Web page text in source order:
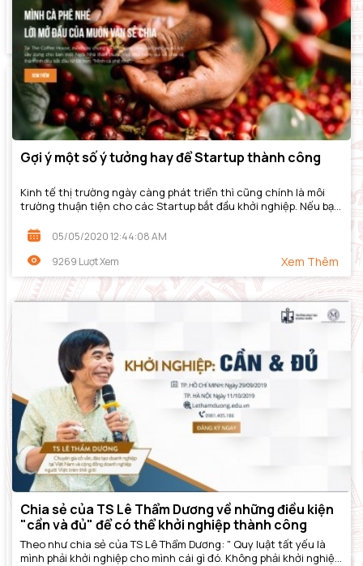
Gợi ý một số ý tưởng hay để Startup thành công
Kinh tế thị trường ngày càng phát triển thì cũng chính là môi
trường thuận tiện cho các Startup bắt đầu khởi nghiệp. Nếu bạn
05/05/2020 12:44:08 AM
9269 Lượt Xem
Xem Thêm
Chia sẻ của TS Lê Thẩm Dương về những điều kiện
"cần và đủ" để có thể khởi nghiệp thành công
Theo như chia sẻ của TS Lê Thẩm Dương: " Quy luật tất yếu là
mình phải khởi nghiệp cho mình cái gì đó. Không phải khởi nghiệp